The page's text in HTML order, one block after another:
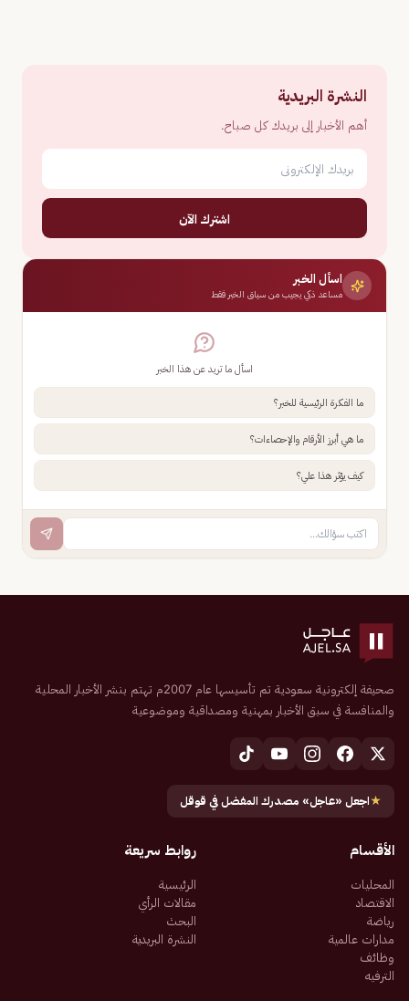
النشرة البريدية
أهم الأخبار إلى بريدك كل صباح.
اشترك الآن
اسأل الخبر
مساعد ذكي يجيب من سياق الخبر فقط
اسأل ما تريد عن هذا الخبر
ما الفكرة الرئيسية للخبر؟
ما هي أبرز الأرقام والإحصاءات؟
كيف يؤثر هذا علي؟
صحيفة إلكترونية سعودية تم تأسيسها عام 2007م تهتم بنشر الأخبار المحلية
والمنافسة في سبق الأخبار بمهنية ومصداقية وموضوعية
★اجعل «عاجل» مصدرك المفضل في قوقل
الأقسام
المحليات
الاقتصاد
رياضة
مدارات عالمية
وظائف
الترفيه
روابط سريعة
الرئيسية
مقالات الرأي
البحث
النشرة البريدية